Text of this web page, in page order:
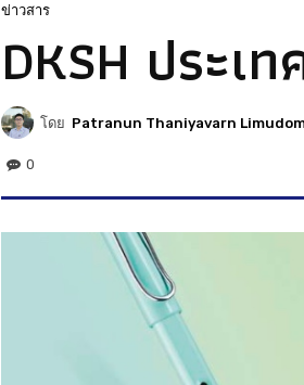
ข่าวสาร
DKSH ประเ
โดย Patranun Thaniyavarn
0